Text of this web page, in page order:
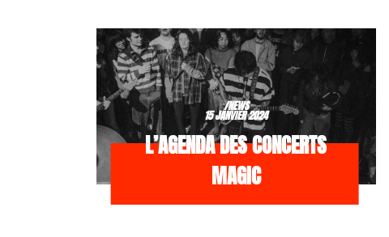
/NEWS
15 JANVIER 2024
L’AGENDA DES CONCERTS
MAGIC